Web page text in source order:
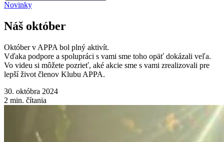
Novinky
Náš október
Október v APPA bol plný aktivít.
Vďaka podpore a spolupráci s vami sme toho opäť dokázali veľa.
Vo videu si môžete pozrieť, aké akcie sme s vami zrealizovali pre
lepší život členov Klubu APPA.
30. októbra 2024
2 min. čítania